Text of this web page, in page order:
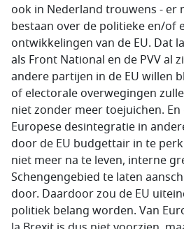
ook in Nederland trouwens - er
bestaan over de politieke en/of
ontwikkelingen van de EU. Dat
als Front National en de PVV al
andere partijen in de EU willen
of electorale overwegingen
niet zonder meer toejuichen.
Europese desintegratie in
door de EU budgettair in te
niet meer na te leven, interne
Schengengebied te laten
door. Daardoor zou de EU
politiek belang worden. Van